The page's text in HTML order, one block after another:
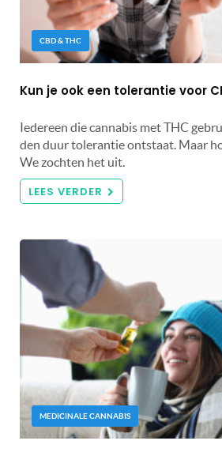
CBD & THC
Kun je ook een tolerantie voor
Iedereen die cannabis met THC
den duur tolerantie ontstaat. Maar
We zochten het uit.
LEES VERDER
MEDICINALE CANNABIS